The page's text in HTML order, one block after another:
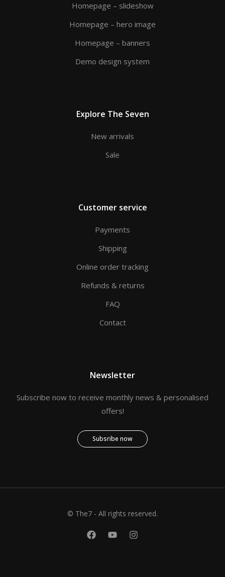
Homepage – slideshow
Homepage – hero image
Homepage – banners
Demo design system
Explore The Seven
New arrivals
Sale
Customer service
Payments
Shipping
Online order tracking
Refunds & returns
FAQ
Contact
Newsletter
Subscribe now to receive monthly news & personalised
offers!
Subsribe now
© The7 - All rights reserved.